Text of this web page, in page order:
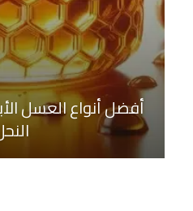
أفضل أنواع العسل